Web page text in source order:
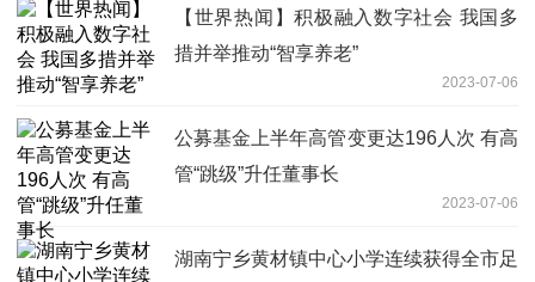
【世界热闻】积极融入数字社会 我国多
措并举推动“智享养老”
2023-07-06
公募基金上半年高管变更达196人次 有高
管“跳级”升任董事长
2023-07-06
湖南宁乡黄材镇中心小学连续获得全市足